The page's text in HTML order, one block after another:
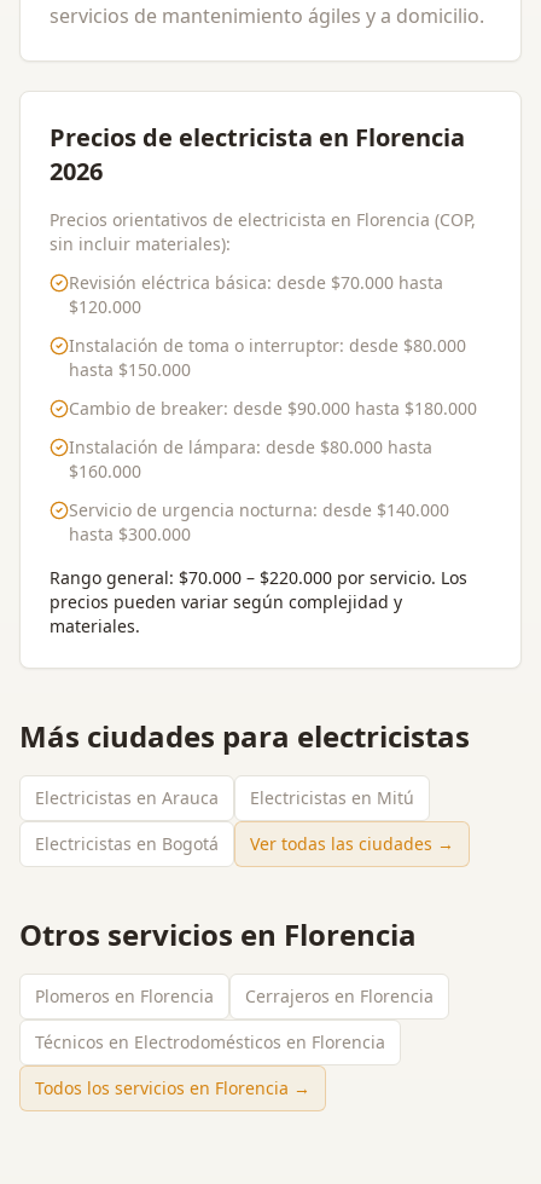
servicios de mantenimiento ágiles y a domicilio.
Precios de electricista en Florencia
2026
Precios orientativos de electricista en Florencia (COP,
sin incluir materiales):
Revisión eléctrica básica: desde $70.000 hasta
$120.000
Instalación de toma o interruptor: desde $80.000
hasta $150.000
Cambio de breaker: desde $90.000 hasta $180.000
Instalación de lámpara: desde $80.000 hasta
$160.000
Servicio de urgencia nocturna: desde $140.000
hasta $300.000
Rango general: $70.000 – $220.000 por servicio. Los
precios pueden variar según complejidad y
materiales.
Más ciudades para electricistas
Electricistas en Arauca
Electricistas en Mitú
Electricistas en Bogotá
Ver todas las ciudades →
Otros servicios en Florencia
Plomeros en Florencia
Cerrajeros en Florencia
Técnicos en Electrodomésticos en Florencia
Todos los servicios en Florencia →